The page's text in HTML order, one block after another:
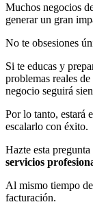
Muchos negocios
generar un gran
No te obsesiones
Si te educas y
problemas reales
negocio seguirá
Por lo tanto, estará
escalarlo con éxito.
Hazte esta pregunta
servicios
Al mismo tiempo
facturación.